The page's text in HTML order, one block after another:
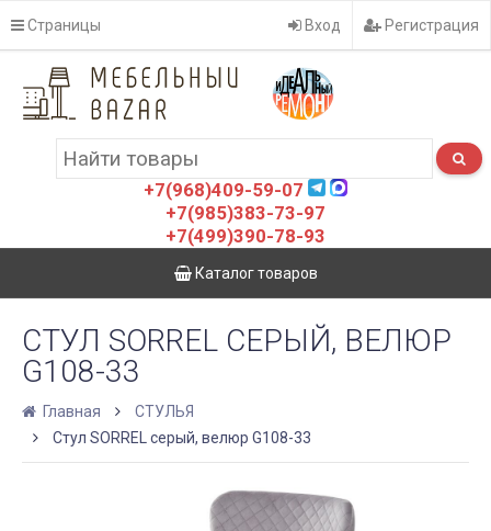
Страницы Вход Регистрация
+7(968)409-59-07
+7(985)383-73-97
+7(499)390-78-93
Каталог товаров
СТУЛ SORREL СЕРЫЙ, ВЕЛЮР
G108-33
Главная
СТУЛЬЯ
Стул SORREL серый, велюр G108-33